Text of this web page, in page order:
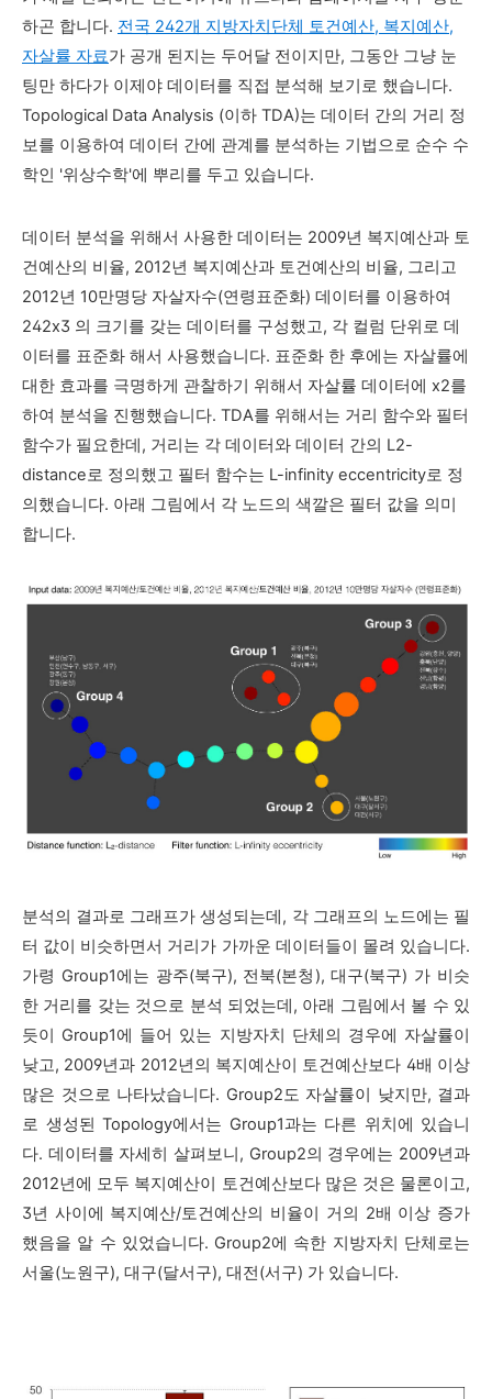
하곤 합니다. 전국 242개 지방자치단체 토건예산, 복지예산,
자살률 자료가 공개 된지는 두어달 전이지만, 그동안 그냥 눈
팅만 하다가 이제야 데이터를 직접 분석해 보기로 했습니다.
Topological Data Analysis (이하 TDA)는 데이터 간의 거리 정
보를 이용하여 데이터 간에 관계를 분석하는 기법으로 순수 수
학인 '위상수학'에 뿌리를 두고 있습니다.
데이터 분석을 위해서 사용한 데이터는 2009년 복지예산과 토
건예산의 비율, 2012년 복지예산과 토건예산의 비율, 그리고
2012년 10만명당 자살자수(연령표준화) 데이터를 이용하여
242x3 의 크기를 갖는 데이터를 구성했고, 각 컬럼 단위로 데
이터를 표준화 해서 사용했습니다. 표준화 한 후에는 자살률에
대한 효과를 극명하게 관찰하기 위해서 자살률 데이터에 x2를
하여 분석을 진행했습니다. TDA를 위해서는 거리 함수와 필터
함수가 필요한데, 거리는 각 데이터와 데이터 간의 L2-
distance로 정의했고 필터 함수는 L-infinity eccentricity로 정
의했습니다. 아래 그림에서 각 노드의 색깔은 필터 값을 의미
합니다.
분석의 결과로 그래프가 생성되는데, 각 그래프의 노드에는 필
터 값이 비슷하면서 거리가 가까운 데이터들이 몰려 있습니다.
가령 Group1에는 광주(북구), 전북(본청), 대구(북구) 가 비슷
한 거리를 갖는 것으로 분석 되었는데, 아래 그림에서 볼 수 있
듯이 Group1에 들어 있는 지방자치 단체의 경우에 자살률이
낮고, 2009년과 2012년의 복지예산이 토건예산보다 4배 이상
많은 것으로 나타났습니다. Group2도 자살률이 낮지만, 결과
로 생성된 Topology에서는 Group1과는 다른 위치에 있습니
다. 데이터를 자세히 살펴보니, Group2의 경우에는 2009년과
2012년에 모두 복지예산이 토건예산보다 많은 것은 물론이고,
3년 사이에 복지예산/토건예산의 비율이 거의 2배 이상 증가
했음을 알 수 있었습니다. Group2에 속한 지방자치 단체로는
서울(노원구), 대구(달서구), 대전(서구) 가 있습니다.